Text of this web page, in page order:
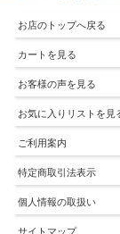
お店のトップへ戻る
カートを見る
お客様の声を見る
お気に入りリストを見
ご利用案内
特定商取引法表示
個人情報の取扱い
サイトマップ